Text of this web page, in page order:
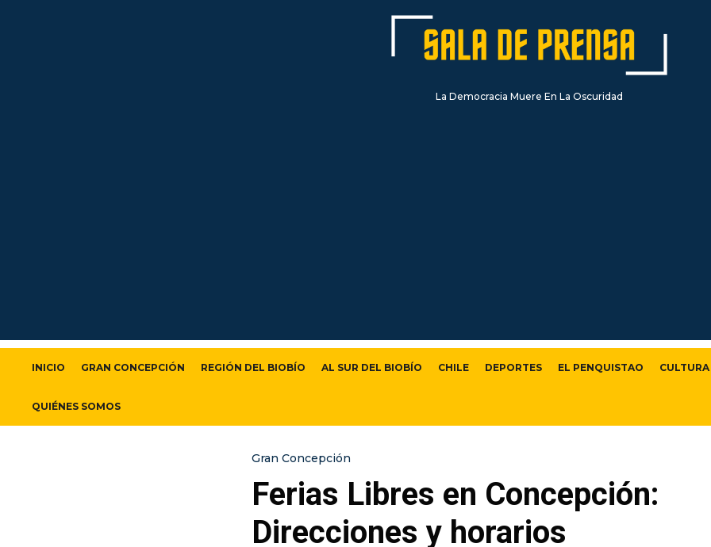
La Democracia Muere En La Oscuridad
INICIO GRAN CONCEPCIÓN REGIÓN DEL BIOBÍO AL SUR DEL BIOBÍO CHILE DEPORTES EL PENQUISTAO CULTURA
QUIÉNES SOMOS
Gran Concepción
Ferias Libres en Concepción:
Direcciones y horarios